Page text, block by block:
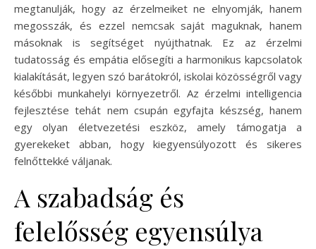
megtanulják, hogy az érzelmeiket ne elnyomják, hanem
megosszák, és ezzel nemcsak saját maguknak, hanem
másoknak is segítséget nyújthatnak. Ez az érzelmi
tudatosság és empátia elősegíti a harmonikus kapcsolatok
kialakítását, legyen szó barátokról, iskolai közösségről vagy
későbbi munkahelyi környezetről. Az érzelmi intelligencia
fejlesztése tehát nem csupán egyfajta készség, hanem
egy olyan életvezetési eszköz, amely támogatja a
gyerekeket abban, hogy kiegyensúlyozott és sikeres
felnőttekké váljanak.
A szabadság és
felelősség egyensúlya